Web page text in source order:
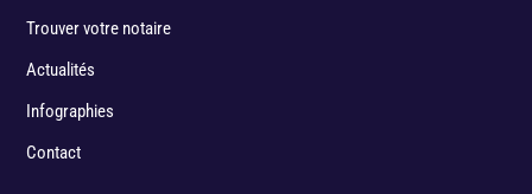
Trouver votre notaire
Actualités
Infographies
Contact